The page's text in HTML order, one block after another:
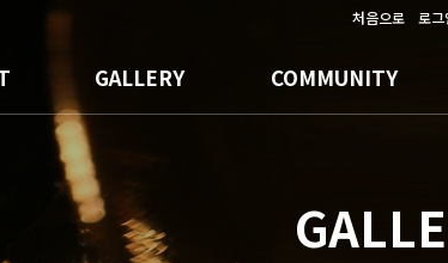
처음으로 로그
GALLERY COMMUNITY
온라인문의